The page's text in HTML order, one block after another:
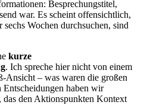
Besprechungstitel,
war. Es scheint offensichtlich,
Wochen durchsuchen, sind
kurze
. Ich spreche hier nicht von einem
Ansicht – was waren die großen
haben wir
den Aktionspunkten Kontext